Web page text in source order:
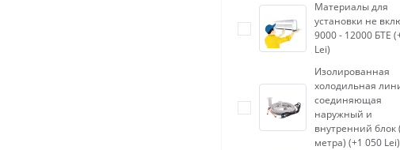
Материалы для
установки не
9000 - 12000 БТЕ
Lei)
Изолированная
холодильная
соединяющая
наружный и
внутренний блок
метра) (+1 050 Lei)